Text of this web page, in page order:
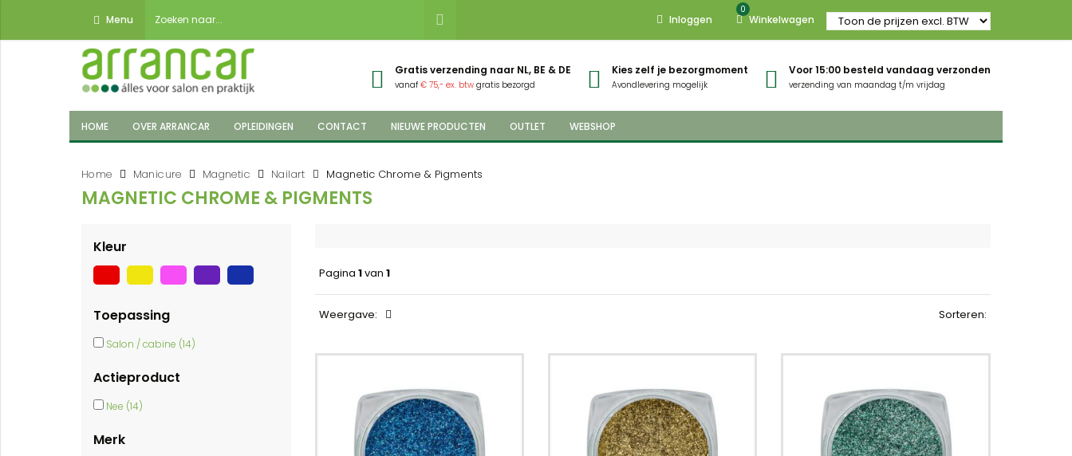
Menu Inloggen
0
Winkelwagen
Gratis verzending naar NL, BE & DE
vanaf€ 75,- ex. btw gratis bezorgd
Kies zelf je bezorgmoment
Avondlevering mogelijk
Voor 15:00 besteld vandaag verzonden
verzending van maandag t/m vrijdag
HOME OVER ARRANCAR OPLEIDINGEN CONTACT NIEUWE PRODUCTEN OUTLET WEBSHOP
Home Manicure Magnetic Nailart Magnetic Chrome & Pigments
MAGNETIC CHROME & PIGMENTS
Kleur
Toepassing
Salon / cabine (14)
Actieproduct
Nee (14)
Merk
Pagina 1van 1
Weergave: Sorteren: